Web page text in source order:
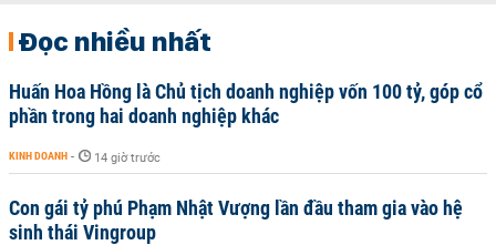
Đọc nhiều nhất
Huấn Hoa Hồng là Chủ tịch doanh nghiệp vốn 100 tỷ, góp cổ
phần trong hai doanh nghiệp khác
KINH DOANH - 14 giờ trước
Con gái tỷ phú Phạm Nhật Vượng lần đầu tham gia vào hệ
sinh thái Vingroup